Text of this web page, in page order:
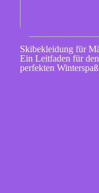
Skibekleidung für
Ein Leitfaden für den
perfekten Winterspaß